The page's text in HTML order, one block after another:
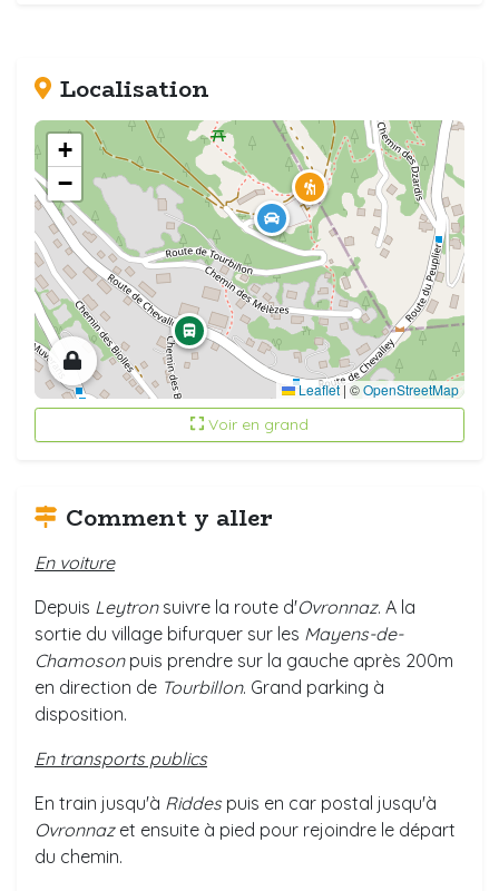
Localisation
+
−
Leaflet | ©OpenStreetMap
Voir en grand
Comment y aller
En voiture
Depuis Leytron suivre la route d'Ovronnaz. A la
sortie du village bifurquer sur les Mayens-de-
Chamosonpuis prendre sur la gauche après 200m
en direction de Tourbillon. Grand parking à
disposition.
En transports publics
En train jusqu'à Riddespuis en car postal jusqu'à
Ovronnaz et ensuite à pied pour rejoindre le départ
du chemin.